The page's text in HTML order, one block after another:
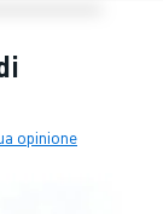
opinione